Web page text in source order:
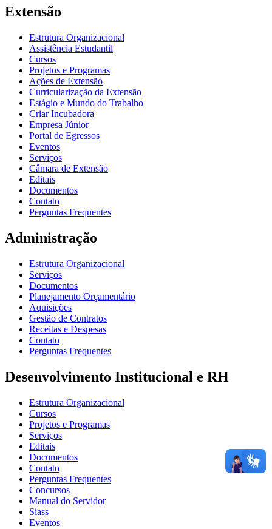
Extensão
Estrutura Organizacional
Assistência Estudantil
Cursos
Projetos e Programas
Ações de Extensão
Curricularização da Extensão
Estágio e Mundo do Trabalho
Criar Incubadora
Empresa Júnior
Portal de Egressos
Eventos
Serviços
Câmara de Extensão
Editais
Documentos
Contato
Perguntas Frequentes
Administração
Estrutura Organizacional
Serviços
Documentos
Planejamento Orçamentário
Aquisições
Gestão de Contratos
Receitas e Despesas
Contato
Perguntas Frequentes
Desenvolvimento Institucional e RH
Estrutura Organizacional
Cursos
Projetos e Programas
Serviços
Editais
Documentos
Contato
Perguntas Frequentes
Concursos
Manual do Servidor
Siass
Eventos